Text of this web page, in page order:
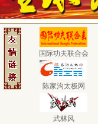
国际功夫联合会
陈家沟太极网
武林风